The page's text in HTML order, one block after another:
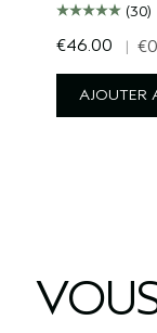
(30)
€46.00 |
AJOUTER